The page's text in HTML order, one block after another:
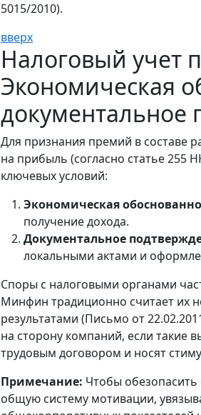
5015/2010).
вверх
Налоговый учет
Экономическая
документальное
Для признания премий в составе
на прибыль (согласно статье 255
ключевых условий:
Экономическая
получение дохода.
Документальное
локальными актами и
Споры с налоговыми органами
Минфин традиционно считает их
результатами (Письмо от
на сторону компаний, если такие
трудовым договором и носят
Примечание: Чтобы
общую систему мотивации,